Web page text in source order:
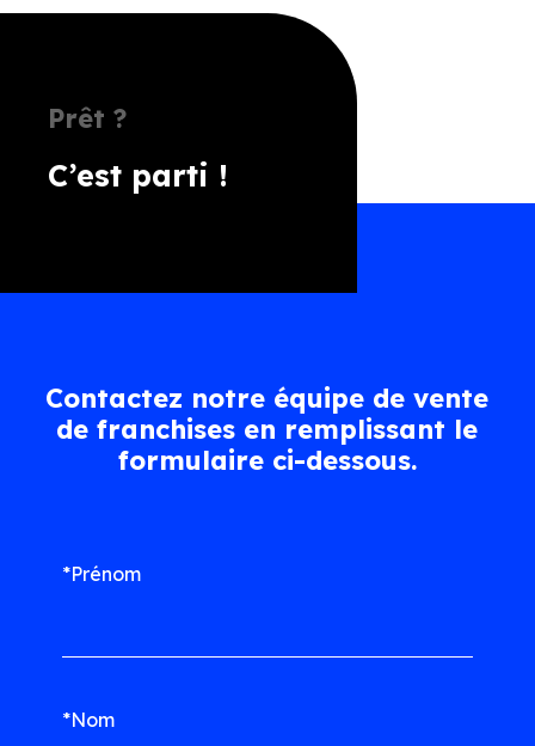
Prêt ?
C’est parti !
Contactez notre équipe de vente
de franchises en remplissant le
formulaire ci-dessous.
*Prénom
*Nom